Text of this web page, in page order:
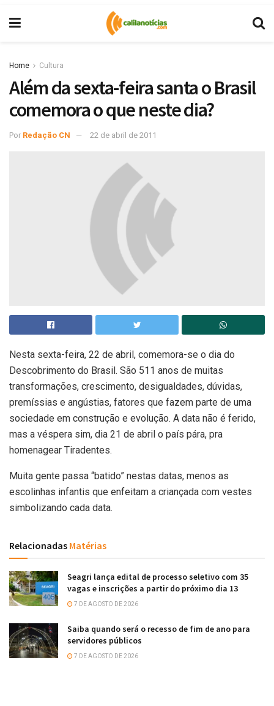
Home Cultura
Além da sexta-feira santa o Brasil
comemora o que neste dia?
Por Redação CN 22 de abril de 2011
Nesta sexta-feira, 22 de abril, comemora-se o dia do
Descobrimento do Brasil. São 511 anos de muitas
transformações, crescimento, desigualdades, dúvidas,
premíssias e angústias, fatores que fazem parte de uma
sociedade em construção e evolução. A data não é ferido,
mas a véspera sim, dia 21 de abril o país pára, pra
homenagear Tiradentes.
Muita gente passa “batido” nestas datas, menos as
escolinhas infantis que enfeitam a criançada com vestes
simbolizando cada data.
Relacionadas Matérias
Seagri lança edital de processo seletivo com 35
vagas e inscrições a partir do próximo dia 13
7 DE AGOSTO DE 2026
Saiba quando será o recesso de fim de ano para
servidores públicos
7 DE AGOSTO DE 2026